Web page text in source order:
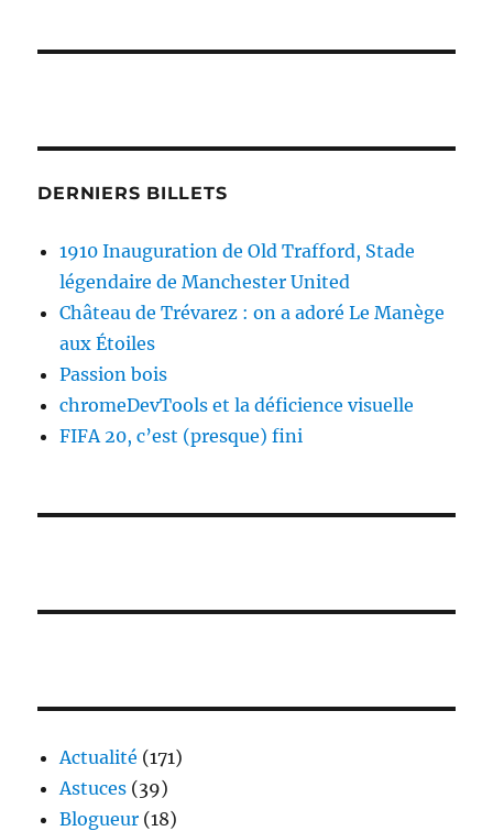
DERNIERS BILLETS
1910 Inauguration de Old Trafford, Stade
légendaire de Manchester United
Château de Trévarez : on a adoré Le Manège
aux Étoiles
Passion bois
chromeDevTools et la déficience visuelle
FIFA 20, c’est (presque) fini
Actualité (171)
Astuces (39)
Blogueur (18)